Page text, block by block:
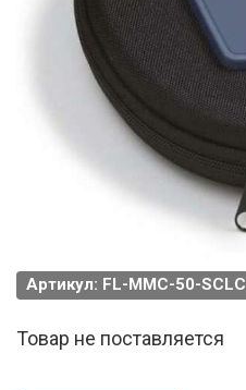
Артикул: FL-MMC-50-SCLC
Товар не поставляется